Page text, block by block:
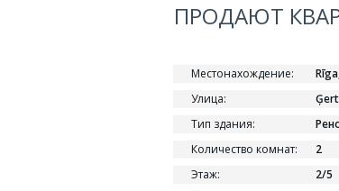
ПРОДАЮТ
Местонахождение:
Улица:
Тип здания:
Количество комнат:
2
Этаж:
2/5